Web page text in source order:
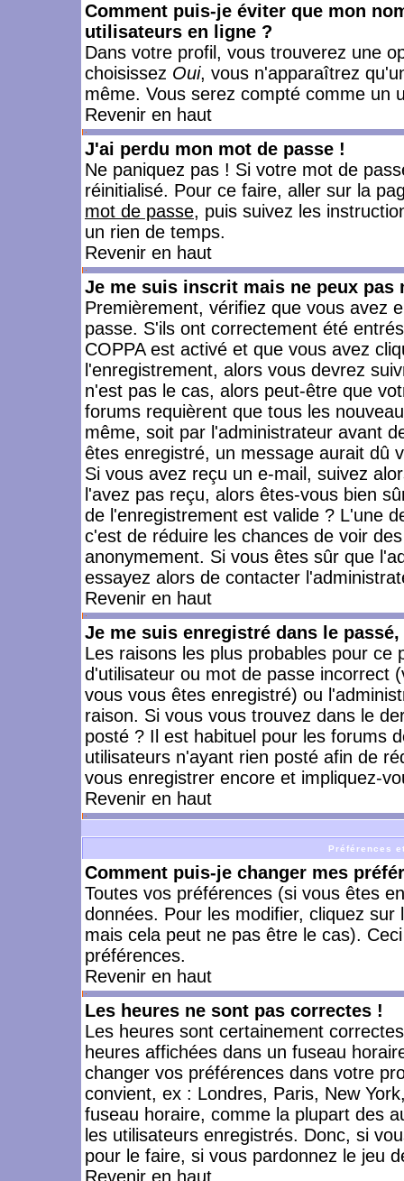
Comment puis-je éviter que mon
utilisateurs en ligne ?
Dans votre profil, vous trouverez une
choisissez Oui, vous n'apparaîtrez
même. Vous serez compté comme un
Revenir en haut
J'ai perdu mon mot de passe !
Ne paniquez pas ! Si votre mot de
réinitialisé. Pour ce faire, aller sur la
mot de passe, puis suivez les
un rien de temps.
Revenir en haut
Je me suis inscrit mais ne peux pas
Premièrement, vérifiez que vous avez
passe. S'ils ont correctement été
COPPA est activé et que vous avez
l'enregistrement, alors vous devrez
n'est pas le cas, alors peut-être que
forums requièrent que tous les
même, soit par l'administrateur avant
êtes enregistré, un message aurait dû
Si vous avez reçu un e-mail, suivez
l'avez pas reçu, alors êtes-vous bien
de l'enregistrement est valide ? L'une
c'est de réduire les chances de voir
anonymement. Si vous êtes sûr que
essayez alors de contacter
Revenir en haut
Je me suis enregistré dans le
Les raisons les plus probables pour
d'utilisateur ou mot de passe incorrect
vous vous êtes enregistré) ou
raison. Si vous vous trouvez dans le
posté ? Il est habituel pour les forums
utilisateurs n'ayant rien posté afin de
vous enregistrer encore et impliquez-
Revenir en haut
Préférences
Comment puis-je changer mes
Toutes vos préférences (si vous êtes
données. Pour les modifier, cliquez sur
mais cela peut ne pas être le cas).
préférences.
Revenir en haut
Les heures ne sont pas correctes !
Les heures sont certainement
heures affichées dans un fuseau
changer vos préférences dans votre
convient, ex : Londres, Paris, New
fuseau horaire, comme la plupart des
les utilisateurs enregistrés. Donc, si
pour le faire, si vous pardonnez le jeu
Revenir en haut